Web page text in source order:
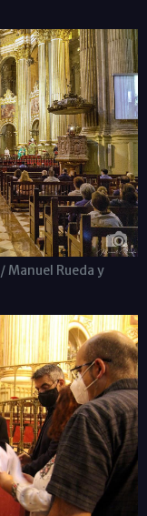
Manuel Rueda y